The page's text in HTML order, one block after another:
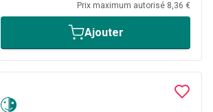
Prix maximum autorisé 8,36 €
Ajouter